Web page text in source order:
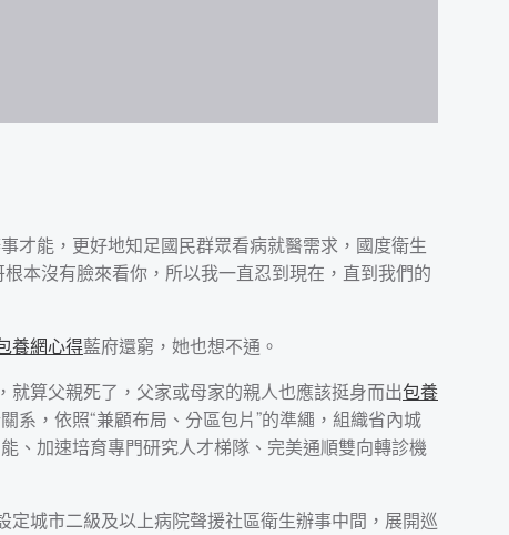
才能，更好地知足國民群眾看病就醫需求，國度衛生
本沒有臉來看你，所以我一直忍到現在，直到我們的
養網心得藍府還窮，她也想不通。
算父親死了，父家或母家的親人也應該挺身而出包養
系，依照“兼顧布局、分區包片”的準繩，組織省內城
、加速培育專門研究人才梯隊、完美通順雙向轉診機
城市二級及以上病院聲援社區衛生辦事中間，展開巡